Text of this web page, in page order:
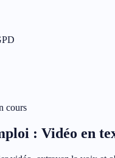
cours
: Vidéo en